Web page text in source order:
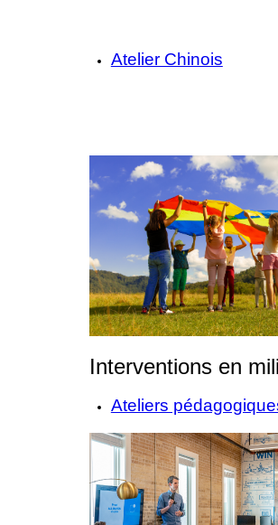
Atelier Chinois
Interventions en
Ateliers